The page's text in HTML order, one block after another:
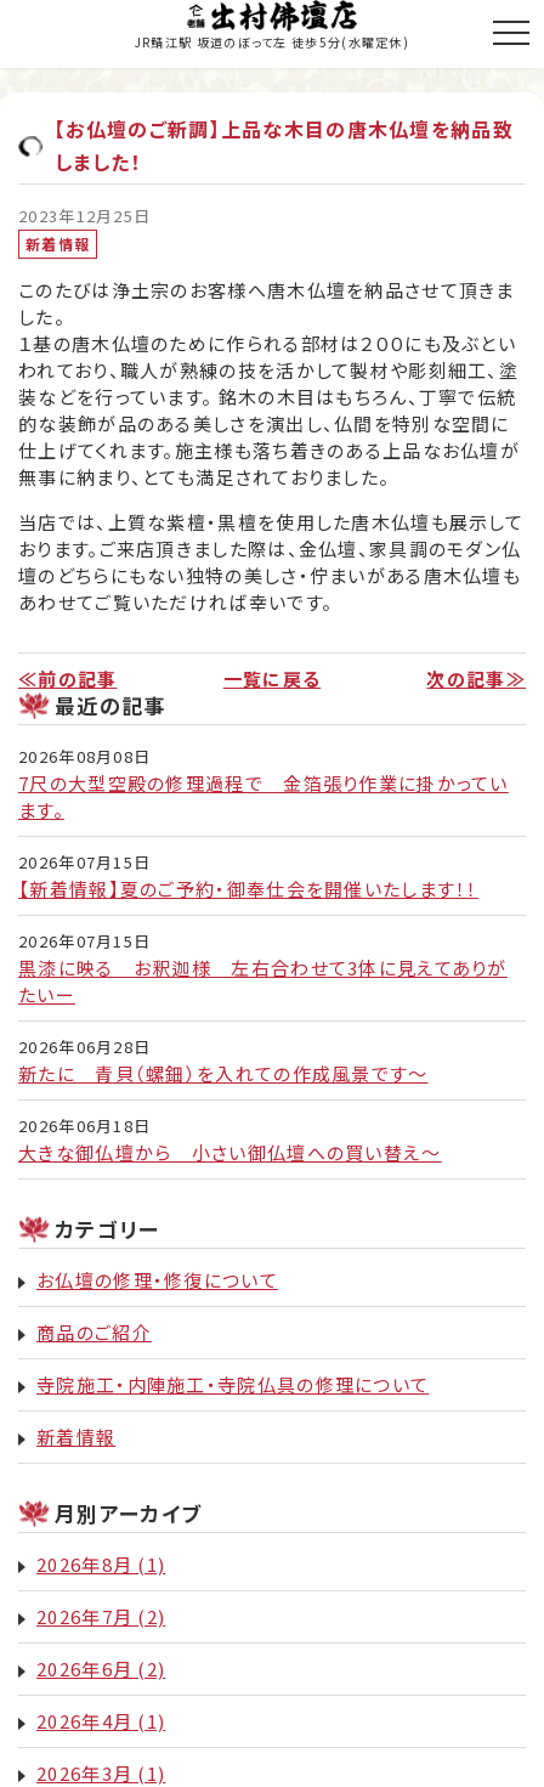
JR鯖江駅 坂道のぼって左 徒歩5分(水曜定休)
トップページ
商品のご紹介
寺院施工
当店の歩み
職人紹介
新着情報・納入履歴
お問い合わせ・お見積り
リンク集
お役立ち情報
【お仏壇のご新調】上品な木目の唐木仏壇を納品致
しました！
2023年12月25日
新着情報
このたびは浄土宗のお客様へ唐木仏壇を納品させて頂きま
した。
１基の唐木仏壇のために作られる部材は２００にも及ぶとい
われており、職人が熟練の技を活かして製材や彫刻細工、塗
装などを行っています。 銘木の木目はもちろん、丁寧で伝統
的な装飾が品のある美しさを演出し、仏間を特別な空間に
仕上げてくれます。施主様も落ち着きのある上品なお仏壇が
無事に納まり、とても満足されておりました。
当店では、上質な紫檀・黒檀を使用した唐木仏壇も展示して
おります。ご来店頂きました際は、金仏壇、家具調のモダン仏
壇のどちらにもない独特の美しさ・佇まいがある唐木仏壇も
あわせてご覧いただければ幸いです。
≪前の記事 一覧に戻る 次の記事≫
最近の記事
2026年08月08日
7尺の大型空殿の修理過程で 金箔張り作業に掛かってい
ます。
2026年07月15日
【新着情報】夏のご予約・御奉仕会を開催いたします！！
2026年07月15日
黒漆に映る お釈迦様 左右合わせて3体に見えてありが
たいー
2026年06月28日
新たに 青貝（螺鈿）を入れての作成風景です～
2026年06月18日
大きな御仏壇から 小さい御仏壇への買い替え～
カテゴリー
お仏壇の修理・修復について
商品のご紹介
寺院施工・内陣施工・寺院仏具の修理について
新着情報
月別アーカイブ
2026年8月 (1)
2026年7月 (2)
2026年6月 (2)
2026年4月 (1)
2026年3月 (1)